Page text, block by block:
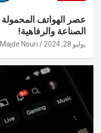
عصر الهواتف
الصناعة والرفاهية!
يوليو 28, 2024 Majde Nouri